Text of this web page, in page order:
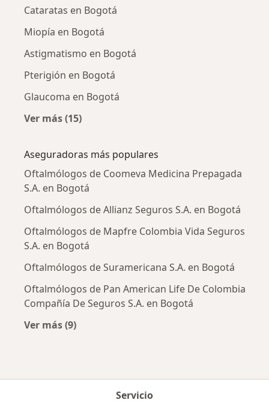
Cataratas en Bogotá
Miopía en Bogotá
Astigmatismo en Bogotá
Pterigión en Bogotá
Glaucoma en Bogotá
Ver más (15)
Aseguradoras más populares
Oftalmólogos de Coomeva Medicina Prepagada
S.A. en Bogotá
Oftalmólogos de Allianz Seguros S.A. en Bogotá
Oftalmólogos de Mapfre Colombia Vida Seguros
S.A. en Bogotá
Oftalmólogos de Suramericana S.A. en Bogotá
Oftalmólogos de Pan American Life De Colombia
Compañía De Seguros S.A. en Bogotá
Ver más (9)
Servicio